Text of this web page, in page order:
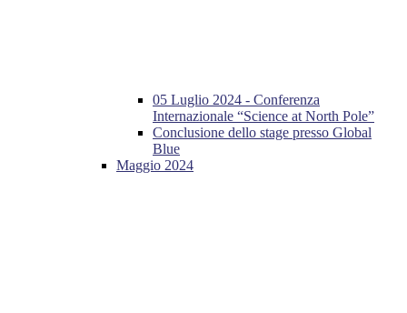
05 Luglio 2024 - Conferenza
Internazionale “Science at North Pole”
Conclusione dello stage presso Global
Blue
Maggio 2024